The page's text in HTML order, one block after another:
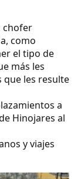
chofer
como
el tipo de
más les
que les resulte
a
Hinojares al
y viajes